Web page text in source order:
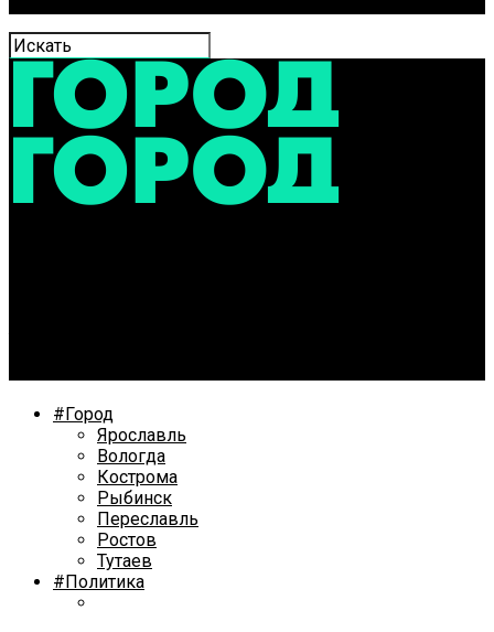
#Город
Ярославль
Вологда
Кострома
Рыбинск
Переславль
Ростов
Тутаев
#Политика